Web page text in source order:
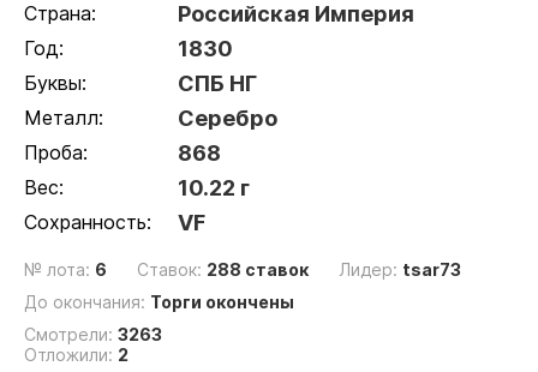
Страна: Российская Империя
Год: 1830
Буквы: СПБ НГ
Металл: Серебро
Проба: 868
Вес: 10.22 г
Сохранность: VF
№ лота: 6 Ставок: 288 ставок Лидер: tsar73
До окончания: Торги окончены
Смотрели: 3263
Отложили: 2